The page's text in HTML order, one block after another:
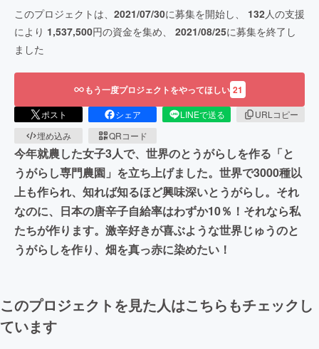
このプロジェクトは、 2021/07/30に募集を開始し、 132人の支援
により 1,537,500円の資金を集め、 2021/08/25に募集を終了し
ました
もう一度プロジェクトをやってほしい 21
ポスト シェア LINEで送る
URLコピー
埋め込み
QRコード
今年就農した女子3人で、世界のとうがらしを作る「と
うがらし専門農園」を立ち上げました。世界で3000種以
上も作られ、知れば知るほど興味深いとうがらし。それ
なのに、日本の唐辛子自給率はわずか10％！それなら私
たちが作ります。激辛好きが喜ぶような世界じゅうのと
うがらしを作り、畑を真っ赤に染めたい！
このプロジェクトを見た人はこちらもチェックし
ています